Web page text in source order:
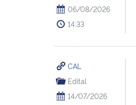
06/08/2026
14:33
CAL
Edital
14/07/2026